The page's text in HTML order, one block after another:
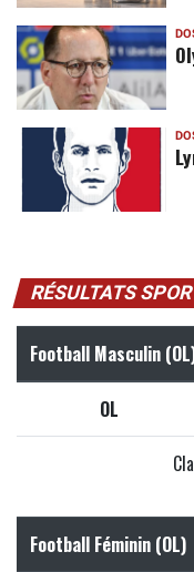
RÉSULTATS
Football Masculin
OL
Football Féminin (OL)